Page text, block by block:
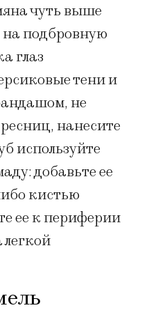
чуть выше
подбровную
глаз
тени и
не
нанесите
используйте
добавьте ее
кистью
ее к периферии